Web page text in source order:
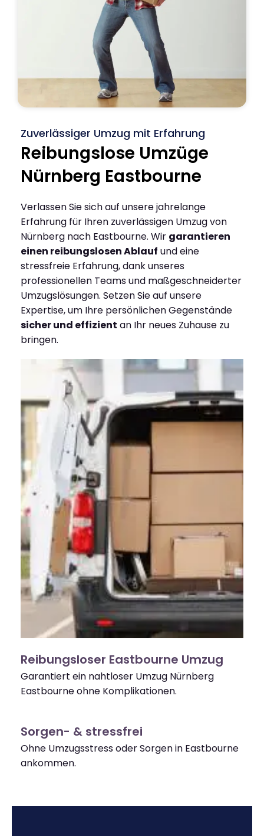
Zuverlässiger Umzug mit Erfahrung
Reibungslose Umzüge
Nürnberg Eastbourne
Verlassen Sie sich auf unsere jahrelange
Erfahrung für Ihren zuverlässigen Umzug von
Nürnberg nach Eastbourne. Wir garantieren
einen reibungslosen Ablauf und eine
stressfreie Erfahrung, dank unseres
professionellen Teams und maßgeschneiderter
Umzugslösungen. Setzen Sie auf unsere
Expertise, um Ihre persönlichen Gegenstände
sicher und effizient an Ihr neues Zuhause zu
bringen.
Reibungsloser Eastbourne Umzug
Garantiert ein nahtloser Umzug Nürnberg
Eastbourne ohne Komplikationen.
Sorgen- & stressfrei
Ohne Umzugsstress oder Sorgen in Eastbourne
ankommen.